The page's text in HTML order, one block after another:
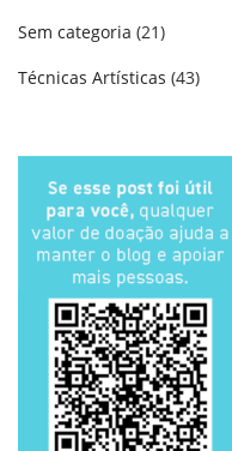
Sem categoria (21)
Técnicas Artísticas (43)